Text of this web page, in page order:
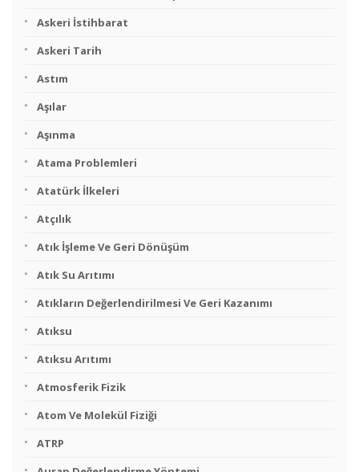
Askeri İstihbarat
Askeri Tarih
Astım
Aşılar
Aşınma
Atama Problemleri
Atatürk İlkeleri
Atçılık
Atık İşleme Ve Geri Dönüşüm
Atık Su Arıtımı
Atıkların Değerlendirilmesi Ve Geri Kazanımı
Atıksu
Atıksu Arıtımı
Atmosferik Fizik
Atom Ve Molekül Fiziği
ATRP